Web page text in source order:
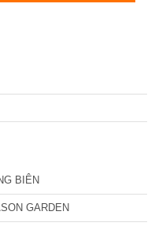
BIÊN
GARDEN